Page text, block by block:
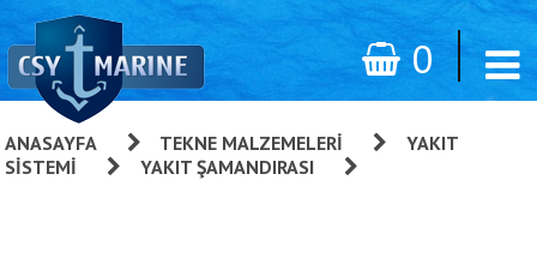
0
ANASAYFA TEKNE MALZEMELERI
YAKIT
SISTEMI
YAKIT ŞAMANDIRASI